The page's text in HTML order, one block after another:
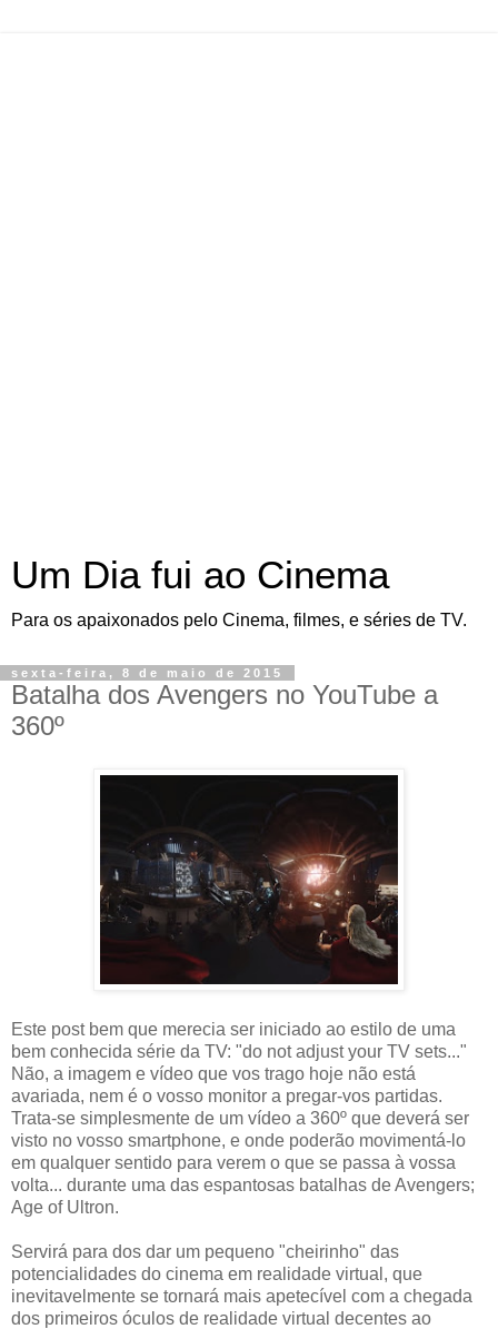
Um Dia fui ao Cinema
Para os apaixonados pelo Cinema, filmes, e séries de TV.
sexta-feira, 8 de maio de 2015
Batalha dos Avengers no YouTube a
360º
Este post bem que merecia ser iniciado ao estilo de uma
bem conhecida série da TV: "do not adjust your TV sets..."
Não, a imagem e vídeo que vos trago hoje não está
avariada, nem é o vosso monitor a pregar-vos partidas.
Trata-se simplesmente de um vídeo a 360º que deverá ser
visto no vosso smartphone, e onde poderão movimentá-lo
em qualquer sentido para verem o que se passa à vossa
volta... durante uma das espantosas batalhas de Avengers;
Age of Ultron.
Servirá para dos dar um pequeno "cheirinho" das
potencialidades do cinema em realidade virtual, que
inevitavelmente se tornará mais apetecível com a chegada
dos primeiros óculos de realidade virtual decentes ao